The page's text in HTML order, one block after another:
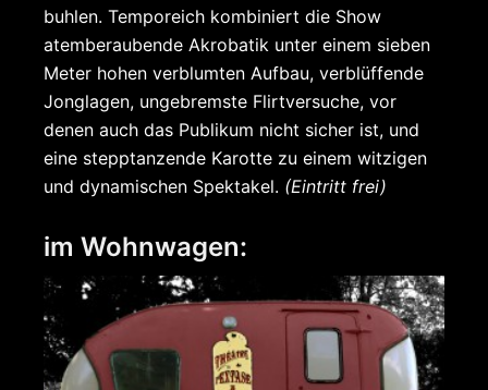
buhlen. Temporeich kombiniert die Show
atemberaubende Akrobatik unter einem sieben
Meter hohen verblumten Aufbau, verblüffende
Jonglagen, ungebremste Flirtversuche, vor
denen auch das Publikum nicht sicher ist, und
eine stepptanzende Karotte zu einem witzigen
und dynamischen Spektakel. (Eintritt frei)
im Wohnwagen: